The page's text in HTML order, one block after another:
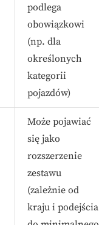
podlega
obowiązkowi
(np. dla
określonych
kategorii
pojazdów)
Może pojawiać
się jako
rozszerzenie
zestawu
(zależnie od
kraju i podejścia